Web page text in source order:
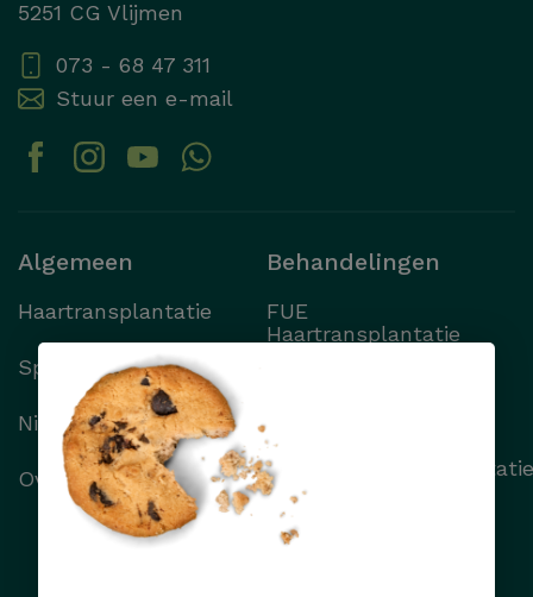
5251 CG Vlijmen
073 - 68 47 311
Stuur een e-mail
Algemeen
Haartransplantatie
Specialisten
Nieuws
Over Transhair
Behandelingen
FUE
Haartransplantatie
Wenkbrauwtransplantatie
Alle behandelingen